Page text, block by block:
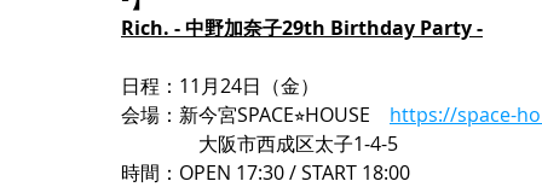
Rich. - 中野加奈子29th Birthday Party -
日程：11月24日（金）
会場：新今宮SPACE⭐︎HOUSE https://space-
大阪市西成区太子1-4-5
時間：OPEN 17:30 / START 18:00